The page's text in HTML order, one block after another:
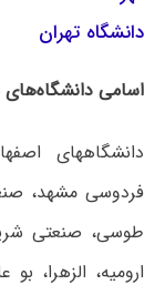
دانشگاه تهران
اسامی دانشگاه‌های
دانشگاههای
فردوسی مشهد،
طوسی، صنعتی
ارومیه، الزهرا،